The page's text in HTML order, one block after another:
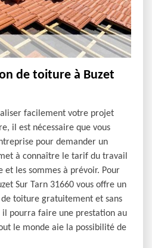
de toiture à Buzet
facilement votre projet
il est nécessaire que vous
pour demander un
à connaître le tarif du travail
et les sommes à prévoir. Pour
Sur Tarn 31660 vous offre un
toiture gratuitement et sans
il pourra faire une prestation au
le monde aie la possibilité de